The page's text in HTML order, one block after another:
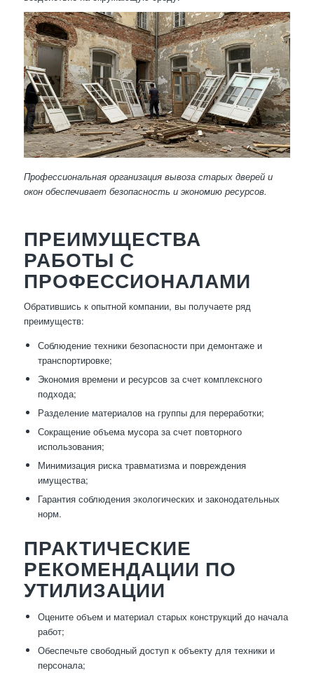
Профессиональная организация вывоза старых дверей и
окон обеспечивает безопасность и экономию ресурсов.
ПРЕИМУЩЕСТВА
РАБОТЫ С
ПРОФЕССИОНАЛАМИ
Обратившись к опытной компании, вы получаете ряд
преимуществ:
Соблюдение техники безопасности при демонтаже и
транспортировке;
Экономия времени и ресурсов за счет комплексного
подхода;
Разделение материалов на группы для переработки;
Сокращение объема мусора за счет повторного
использования;
Минимизация риска травматизма и повреждения
имущества;
Гарантия соблюдения экологических и законодательных
норм.
ПРАКТИЧЕСКИЕ
РЕКОМЕНДАЦИИ ПО
УТИЛИЗАЦИИ
Оцените объем и материал старых конструкций до начала
работ;
Обеспечьте свободный доступ к объекту для техники и
персонала;